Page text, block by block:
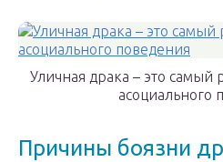
Уличная драка – это самый
асоциального
Причины боязни